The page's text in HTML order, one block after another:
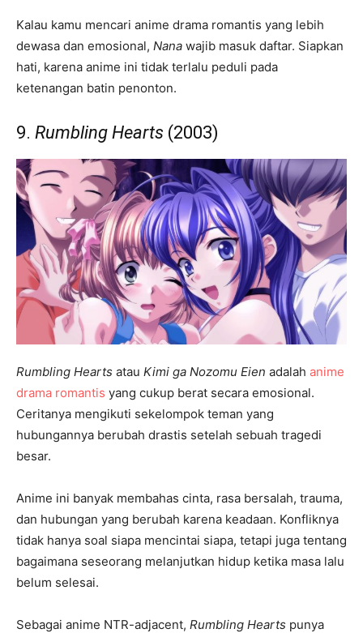
Kalau kamu mencari anime drama romantis yang lebih
dewasa dan emosional, Nana wajib masuk daftar. Siapkan
hati, karena anime ini tidak terlalu peduli pada
ketenangan batin penonton.
9. Rumbling Hearts (2003)
Rumbling Hearts atau Kimi ga Nozomu Eien adalah anime
drama romantis yang cukup berat secara emosional.
Ceritanya mengikuti sekelompok teman yang
hubungannya berubah drastis setelah sebuah tragedi
besar.
Anime ini banyak membahas cinta, rasa bersalah, trauma,
dan hubungan yang berubah karena keadaan. Konfliknya
tidak hanya soal siapa mencintai siapa, tetapi juga tentang
bagaimana seseorang melanjutkan hidup ketika masa lalu
belum selesai.
Sebagai anime NTR-adjacent, Rumbling Hearts punya